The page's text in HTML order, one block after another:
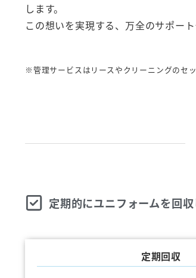
します。
この想いを実現する、万全のサポー
※管理サービスはリースやクリーニングのセッ
定期的にユニフォームを回収
定期回収